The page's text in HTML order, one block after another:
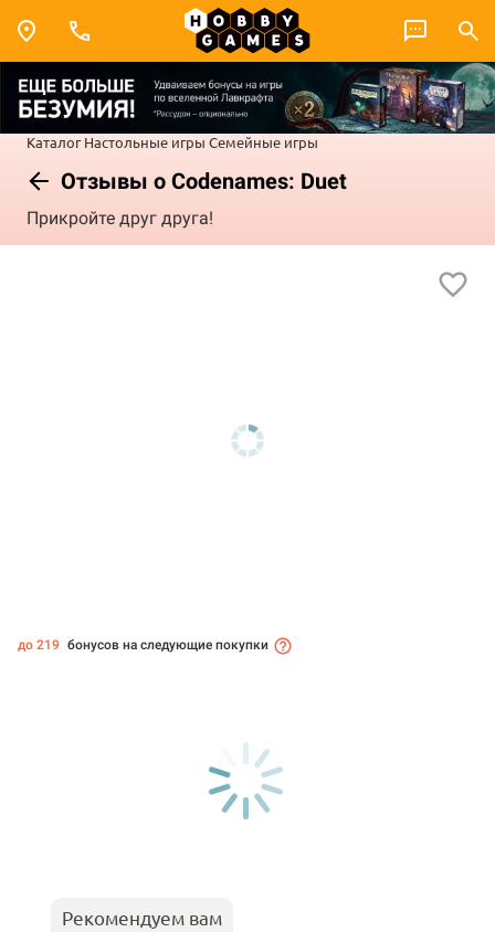
Каталог Настольные игры Семейные игры
Отзывы о Codenames: Duet
Прикройте друг друга!
до 219 бонусов на следующие покупки
Рекомендуем вам